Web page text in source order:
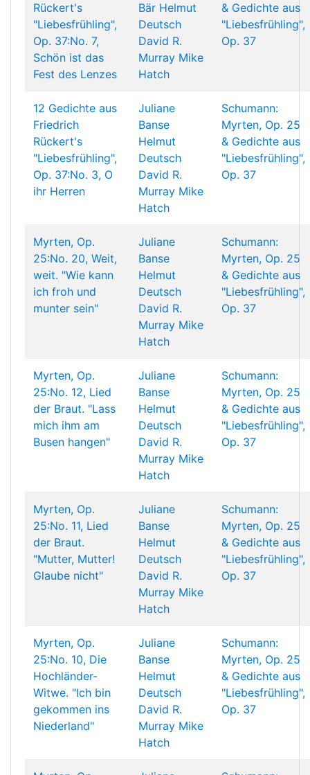
Rückert's
"Liebesfrühling",
Op. 37:No. 7,
Schön ist das
Fest des Lenzes
Bär Helmut
Deutsch
David R.
Murray Mike
Hatch
& Gedichte aus
"Liebesfrühling",
Op. 37
12 Gedichte aus
Friedrich
Rückert's
"Liebesfrühling",
Op. 37:No. 3, O
ihr Herren
Juliane
Banse
Helmut
Deutsch
David R.
Murray Mike
Hatch
Schumann:
Myrten, Op. 25
& Gedichte aus
"Liebesfrühling",
Op. 37
Myrten, Op.
25:No. 20, Weit,
weit. "Wie kann
ich froh und
munter sein"
Juliane
Banse
Helmut
Deutsch
David R.
Murray Mike
Hatch
Schumann:
Myrten, Op. 25
& Gedichte aus
"Liebesfrühling",
Op. 37
Myrten, Op.
25:No. 12, Lied
der Braut. "Lass
mich ihm am
Busen hangen"
Juliane
Banse
Helmut
Deutsch
David R.
Murray Mike
Hatch
Schumann:
Myrten, Op. 25
& Gedichte aus
"Liebesfrühling",
Op. 37
Myrten, Op.
25:No. 11, Lied
der Braut.
"Mutter, Mutter!
Glaube nicht"
Juliane
Banse
Helmut
Deutsch
David R.
Murray Mike
Hatch
Schumann:
Myrten, Op. 25
& Gedichte aus
"Liebesfrühling",
Op. 37
Myrten, Op.
25:No. 10, Die
Hochländer-
Witwe. "Ich bin
gekommen ins
Niederland"
Juliane
Banse
Helmut
Deutsch
David R.
Murray Mike
Hatch
Schumann:
Myrten, Op. 25
& Gedichte aus
"Liebesfrühling",
Op. 37